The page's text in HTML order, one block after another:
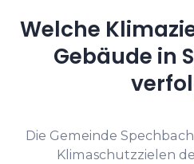
Welche
Gebäude in
Die Gemeinde
Klimaschutzzielen